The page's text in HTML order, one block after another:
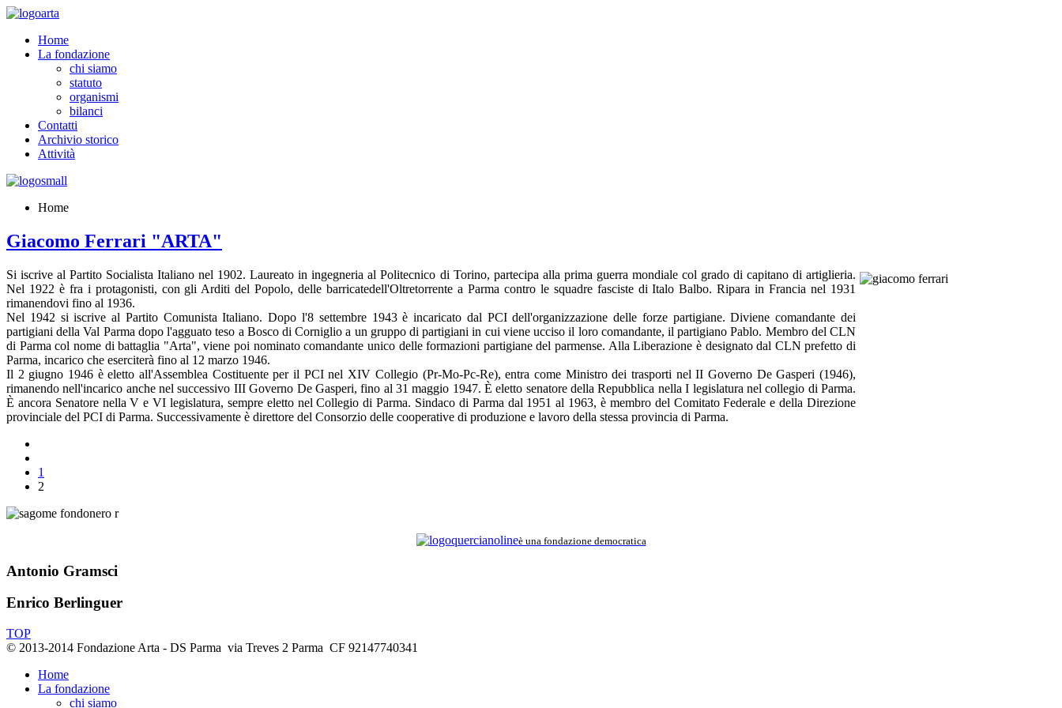
Home
La fondazione
chi siamo
statuto
organismi
bilanci
Contatti
Archivio storico
Attività
Home
Giacomo Ferrari "ARTA"
Si iscrive al Partito Socialista Italiano nel 1902. Laureato in ingegneria al Politecnico di Torino, partecipa alla prima guerra mondiale col grado di capitano di artiglieria.
Nel 1922 è fra i protagonisti, con gli Arditi del Popolo, delle barricatedell'Oltretorrente a Parma contro le squadre fasciste di Italo Balbo. Ripara in Francia nel 1931
rimanendovi fino al 1936.
Nel 1942 si iscrive al Partito Comunista Italiano. Dopo l'8 settembre 1943 è incaricato dal PCI dell'organizzazione delle forze partigiane. Diviene comandante dei
partigiani della Val Parma dopo l'agguato teso a Bosco di Corniglio a un gruppo di partigiani in cui viene ucciso il loro comandante, il partigiano Pablo. Membro del CLN
di Parma col nome di battaglia "Arta", viene poi nominato comandante unico delle formazioni partigiane del parmense. Alla Liberazione è designato dal CLN prefetto di
Parma, incarico che eserciterà fino al 12 marzo 1946.
Il 2 giugno 1946 è eletto all'Assemblea Costituente per il PCI nel XIV Collegio (Pr-Mo-Pc-Re), entra come Ministro dei trasporti nel II Governo De Gasperi (1946),
rimanendo nell'incarico anche nel successivo III Governo De Gasperi, fino al 31 maggio 1947. È eletto senatore della Repubblica nella I legislatura nel collegio di Parma.
È ancora Senatore nella V e VI legislatura, sempre eletto nel Collegio di Parma. Sindaco di Parma dal 1951 al 1963, è membro del Comitato Federale e della Direzione
provinciale del PCI di Parma. Successivamente è direttore del Consorzio delle cooperative di produzione e lavoro della stessa provincia di Parma.
1
2
è una fondazione democratica
Antonio Gramsci
Enrico Berlinguer
TOP
© 2013-2014 Fondazione Arta - DS Parma via Treves 2 Parma CF 92147740341
Home
La fondazione
chi siamo